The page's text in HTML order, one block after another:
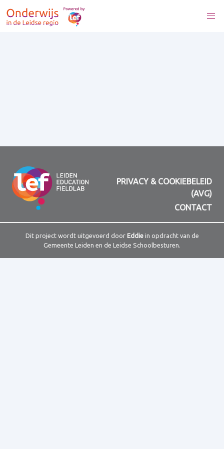
PRIVACY & COOKIEBELEID
(AVG)
CONTACT
Dit project wordt uitgevoerd door Eddiein opdracht van de
Gemeente Leiden en de Leidse Schoolbesturen.